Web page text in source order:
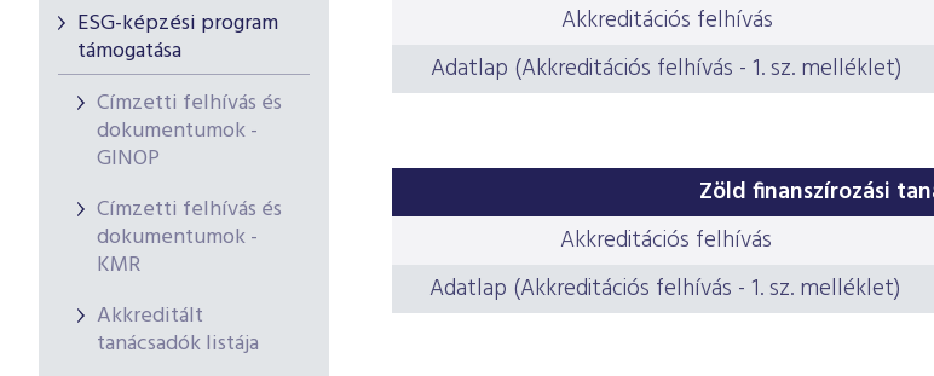
ESG-képzési program
támogatása
Címzetti felhívás és
dokumentumok -
GINOP
Címzetti felhívás és
dokumentumok -
KMR
Akkreditált
tanácsadók listája
Akkreditációs felhívás
Adatlap (Akkreditációs felhívás - 1. sz. melléklet)
Zöld finanszírozási
Akkreditációs felhívás
Adatlap (Akkreditációs felhívás - 1. sz. melléklet)